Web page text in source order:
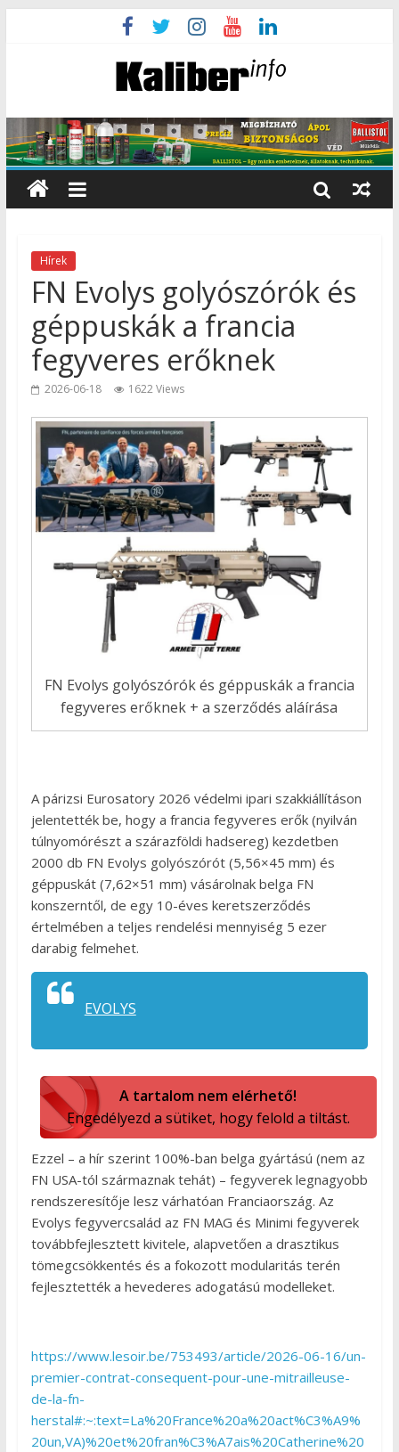
Hírek
FN Evolys golyószórók és
géppuskák a francia
fegyveres erőknek
2026-06-18 1622 Views
FN Evolys golyószórók és géppuskák a francia
fegyveres erőknek + a szerződés aláírása
A párizsi Eurosatory 2026 védelmi ipari szakkiállításon
jelentették be, hogy a francia fegyveres erők (nyilván
túlnyomórészt a szárazföldi hadsereg) kezdetben
2000 db FN Evolys golyószórót (5,56×45 mm) és
géppuskát (7,62×51 mm) vásárolnak belga FN
konszerntől, de egy 10-éves keretszerződés
értelmében a teljes rendelési mennyiség 5 ezer
darabig felmehet.
EVOLYS
A tartalom nem elérhető!
Engedélyezd a sütiket, hogy felold a tiltást.
Ezzel – a hír szerint 100%-ban belga gyártású (nem az
FN USA-tól származnak tehát) – fegyverek legnagyobb
rendszeresítője lesz várhatóan Franciaország. Az
Evolys fegyvercsalád az FN MAG és Minimi fegyverek
továbbfejlesztett kivitele, alapvetően a drasztikus
tömegcsökkentés és a fokozott modularitás terén
fejlesztették a hevederes adogatású modelleket.
https://www.lesoir.be/753493/article/2026-06-16/un-
premier-contrat-consequent-pour-une-mitrailleuse-
de-la-fn-
herstal#:~:text=La%20France%20a%20act%C3%A9%
20un,VA)%20et%20fran%C3%A7ais%20Catherine%20